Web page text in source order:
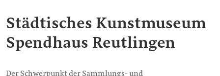
Städtisches Kunstmuseum
Spendhaus Reutlingen
Der Schwerpunkt der Sammlungs- und